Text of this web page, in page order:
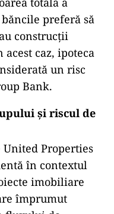
preferă să
construcții
caz, ipoteca
un risc
Bank.
și riscul de
Properties
în contextul
imobiliare
împrumut